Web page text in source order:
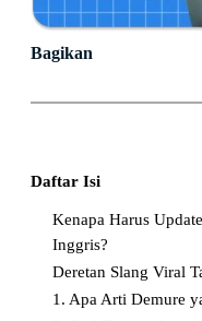
Bagikan
Daftar Isi
Kenapa Harus
Inggris?
Deretan Slang Viral
1. Apa Arti Demure